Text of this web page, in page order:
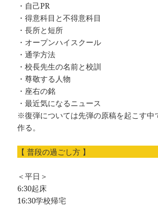
・自己PR
・得意科目と不得意科目
・長所と短所
・オープンハイスクール
・通学方法
・校長先生の名前と校訓
・尊敬する人物
・座右の銘
・最近気になるニュース
※復弾については先弾の原稿を起こす中
作る。
【 普段の過ごし方 】
＜平日＞
6:30起床
16:30学校帰宅